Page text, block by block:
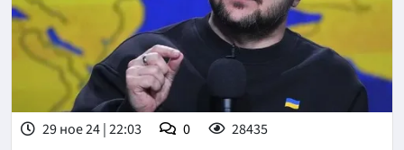
29 ное 24 | 22:03 0 28435